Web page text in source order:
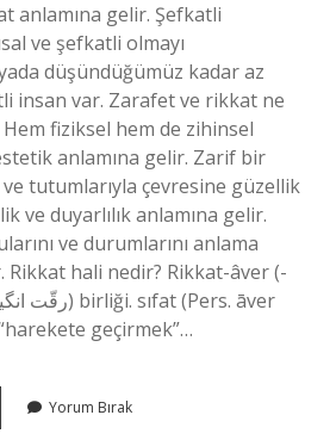
anlamına gelir. Şefkatli
ve şefkatli olmayı
düşündüğümüz kadar az
insan var. Zarafet ve rikkat ne
fiziksel hem de zihinsel
anlamına gelir. Zarif bir
ve tutumlarıyla çevresine güzellik
ve duyarlılık anlamına gelir.
ve durumlarını anlama
hali nedir? Rikkat-âver (-
geçirmek”…
Yorum Bırak